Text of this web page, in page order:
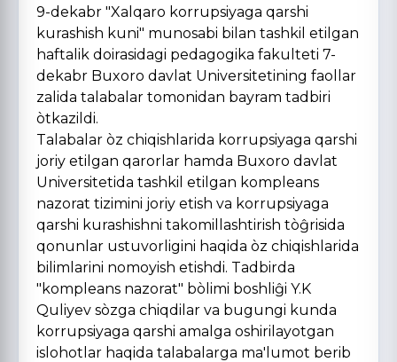
9-dekabr "Xalqaro korrupsiyaga qarshi
kurashish kuni" munosabi bilan tashkil etilgan
haftalik doirasidagi pedagogika fakulteti 7-
dekabr Buxoro davlat Universitetining faollar
zalida talabalar tomonidan bayram tadbiri
òtkazildi.
Talabalar òz chiqishlarida korrupsiyaga qarshi
joriy etilgan qarorlar hamda Buxoro davlat
Universitetida tashkil etilgan kompleans
nazorat tizimini joriy etish va korrupsiyaga
qarshi kurashishni takomillashtirish tòĝrisida
qonunlar ustuvorligini haqida òz chiqishlarida
bilimlarini nomoyish etishdi. Tadbirda
"kompleans nazorat" bòlimi boshliĝi Y.K
Quliyev sòzga chiqdilar va bugungi kunda
korrupsiyaga qarshi amalga oshirilayotgan
islohotlar haqida talabalarga ma'lumot berib